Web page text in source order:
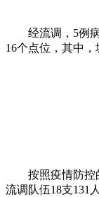
经流调，5例病
16个点位，其中，
按照疫情防控的
流调队伍18支131